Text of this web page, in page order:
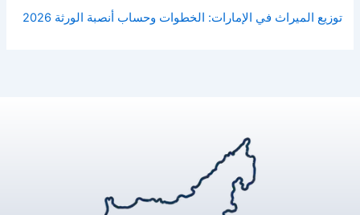
توزيع الميراث في الإمارات: الخطوات وحساب أنصبة الورثة 2026